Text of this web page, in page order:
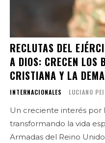
RECLUTAS DEL
A DIOS: CRECEN LOS
CRISTIANA Y LA
INTERNACIONALES LUCIANO
Un creciente interés por
transformando la vida
Armadas del Reino